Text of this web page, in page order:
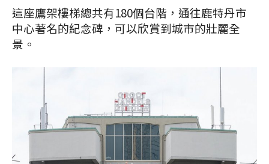
這座鷹架樓梯總共有180個台階，通往鹿特丹市
中心著名的紀念碑，可以欣賞到城市的壯麗全
景。